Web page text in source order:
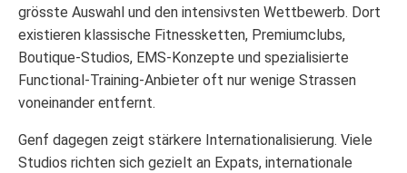
grösste Auswahl und den intensivsten Wettbewerb. Dort
existieren klassische Fitnessketten, Premiumclubs,
Boutique-Studios, EMS-Konzepte und spezialisierte
Functional-Training-Anbieter oft nur wenige Strassen
voneinander entfernt.
Genf dagegen zeigt stärkere Internationalisierung. Viele
Studios richten sich gezielt an Expats, internationale